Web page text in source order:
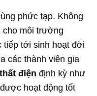
phức tạp. Không
cho môi trường
tiếp tới sinh hoạt đời
các thành viên gia
điện định kỳ như
hoạt động tốt